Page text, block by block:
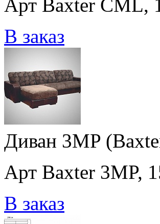
Арт Baxter CML,
В заказ
Диван 3MP
Арт Baxter 3MP,
В заказ